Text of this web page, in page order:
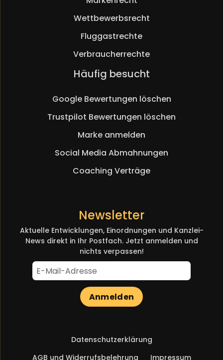
Wettbewerbsrecht
Fluggastrechte
Verbraucherrechte
Häufig besucht
Google Bewertungen löschen
Trustpilot Bewertungen löschen
Marke anmelden
Social Media Abmahnungen
Coaching Verträge
Newsletter
Aktuelle Entwicklungen, Einordnungen und Kanzlei-
News direkt in Ihr Postfach. Jetzt anmelden und
nichts verpassen!
Anmelden
Navigation
Datenschutzerklärung
AGB und Widerrufsbelehrung
Impressum